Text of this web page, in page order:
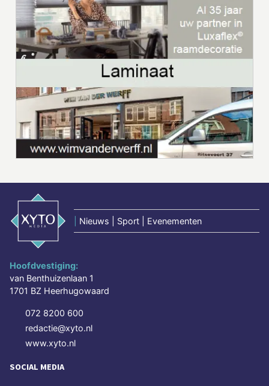
Nieuws | Sport | Evenementen
Hoofdvestiging:
van Benthuizenlaan 1
1701 BZ Heerhugowaard
072 8200 600
redactie@xyto.nl
www.xyto.nl
SOCIAL MEDIA